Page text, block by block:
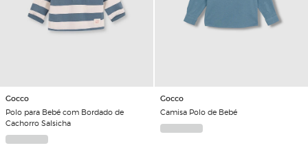
Gocco
Polo para Bebé com Bordado de
Cachorro Salsicha
Gocco
Camisa Polo de Bebé